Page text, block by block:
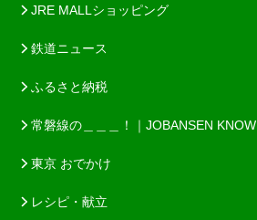
JRE MALLショッピング
鉄道ニュース
ふるさと納税
常磐線の＿＿＿！｜JOBANSEN KNOW
東京 おでかけ
レシピ・献立